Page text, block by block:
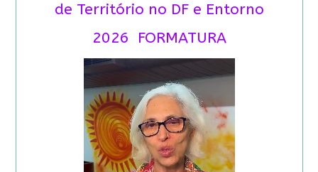
de Território no DF e Entorno
2026 FORMATURA